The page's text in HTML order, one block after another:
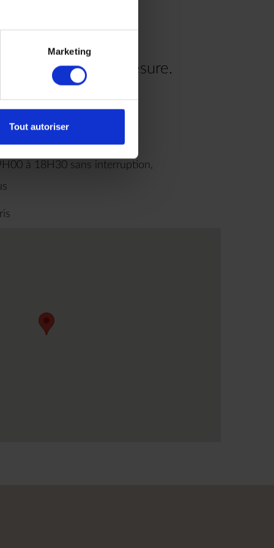
Marketing
Tout autoriser
voyage à votre mesure.
à 18H30 sans interruption,